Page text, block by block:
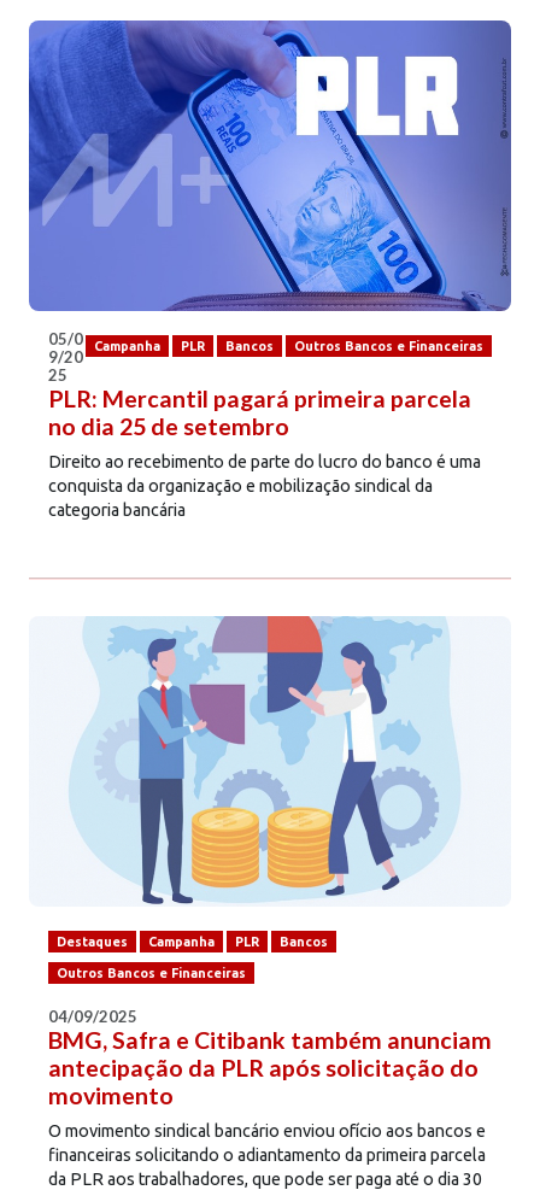
Campanha PLR Bancos Outros Bancos e Financeiras
05/0
9/20
25
PLR: Mercantil pagará primeira parcela
no dia 25 de setembro
Direito ao recebimento de parte do lucro do banco é uma
conquista da organização e mobilização sindical da
categoria bancária
Destaques Campanha PLR Bancos
Outros Bancos e Financeiras
04/09/2025
BMG, Safra e Citibank também anunciam
antecipação da PLR após solicitação do
movimento
O movimento sindical bancário enviou ofício aos bancos e
financeiras solicitando o adiantamento da primeira parcela
da PLR aos trabalhadores, que pode ser paga até o dia 30